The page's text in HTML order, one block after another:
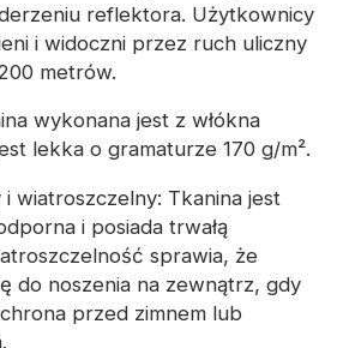
reflektora. Użytkownicy
i widoczni przez ruch uliczny
metrów.
wykonana jest z włókna
lekka o gramaturze 170 g/m².
wiatroszczelny: Tkanina jest
i posiada trwałą
sprawia, że
do noszenia na zewnątrz, gdy
przed zimnem lub